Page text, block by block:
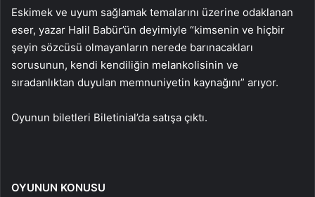
Eskimek ve uyum sağlamak temalarını üzerine odaklanan
eser, yazar Halil Babür’ün deyimiyle “kimsenin ve hiçbir
şeyin sözcüsü olmayanların nerede barınacakları
sorusunun, kendi kendiliğin melankolisinin ve
sıradanlıktan duyulan memnuniyetin kaynağını” arıyor.
Oyunun biletleri Biletinial’da satışa çıktı.
OYUNUN KONUSU